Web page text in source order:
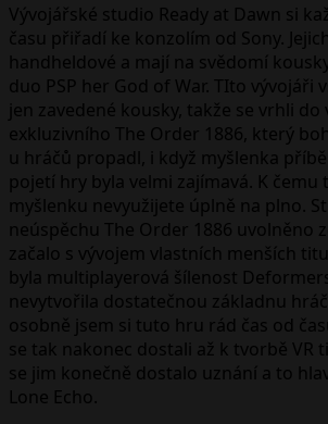
Vývojářské studio Ready at Dawn si
času přiřadí ke konzolím od Sony.
handheldové a mají na svědomí
duo PSP her God of War. TIto vývojáři
jen zavedené kousky, takže se vrhli do
exkluzivního The Order 1886, který
u hráčů propadl, i když myšlenka
pojetí hry byla velmi zajímavá. K čemu
myšlenku nevyužijete úplně na plno.
neúspěchu The Order 1886 uvolněno
začalo s vývojem vlastních menších
byla multiplayerová šílenost
nevytvořila dostatečnou základnu
osobně jsem si tuto hru rád čas od
se tak nakonec dostali až k tvorbě VR
se jim konečně dostalo uznání a to
Lone Echo.